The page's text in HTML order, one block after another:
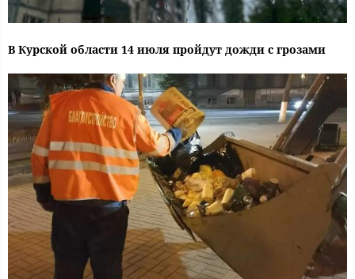
В Курской области 14 июля пройдут дожди с грозами